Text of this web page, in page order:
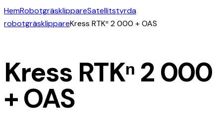
HemRobotgräsklippareSatellitstyrda
robotgräsklippareKress RTKⁿ 2 000 + OAS
Kress RTKⁿ 2 000
+ OAS